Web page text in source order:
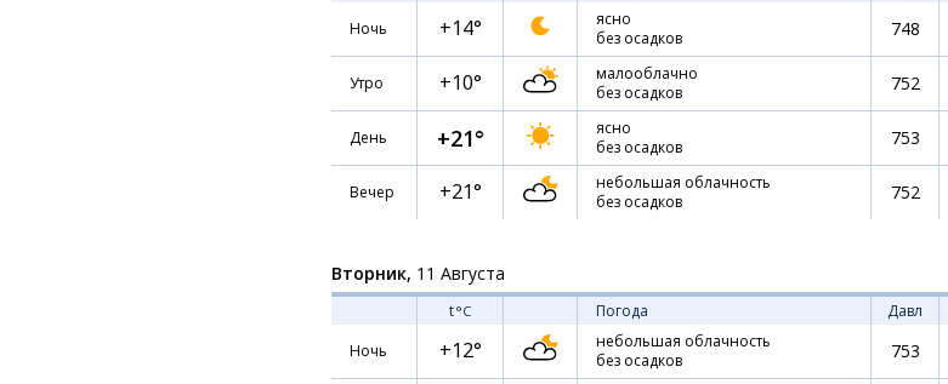
Ночь
+14°
ясно
без осадков
748
Утро +10°
малооблачно
без осадков
752
День +21°
ясно
без осадков
753
Вечер +21°
небольшая облачность
без осадков
752
Вторник, 11 Августа
t°C Погода Давл
Ночь
+12°
небольшая облачность
без осадков
753